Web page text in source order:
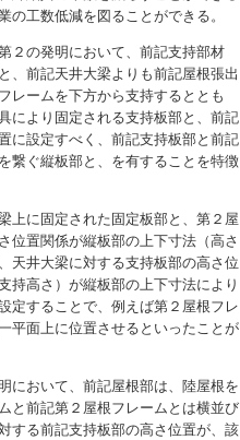
の工数低減を図ることができる。
２の発明において、前記支持部材
、前記天井大梁よりも前記屋根張出
レームを下方から支持するととも
により固定される支持板部と、前記
に設定すべく、前記支持板部と前記
繋ぐ縦板部と、を有することを特徴
上に固定された固定板部と、第２屋
位置関係が縦板部の上下寸法（高さ
天井大梁に対する支持板部の高さ位
持高さ）が縦板部の上下寸法により
定することで、例えば第２屋根フレ
平面上に位置させるといったことが
において、前記屋根部は、陸屋根を
と前記第２屋根フレームとは横並び
する前記支持板部の高さ位置が、該